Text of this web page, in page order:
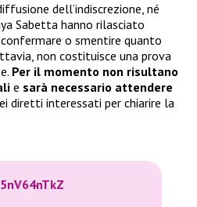
dell’indiscrezione, né
Sabetta hanno rilasciato
o smentire quanto
non costituisce una prova
Per il momento non risultano
e sarà necessario attendere
diretti interessati per chiarire la